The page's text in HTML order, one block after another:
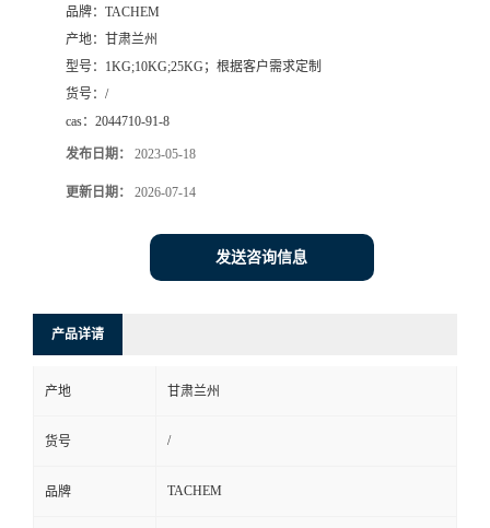
品牌： TACHEM
产地： 甘肃兰州
型号： 1KG;10KG;25KG；根据客户需求定制
货号： /
cas： 2044710-91-8
发布日期： 2023-05-18
更新日期： 2026-07-14
发送咨询信息
产品详请
产地 甘肃兰州
货号 /
品牌 TACHEM